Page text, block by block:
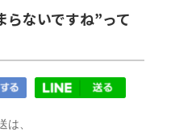
ないですね”って
は、